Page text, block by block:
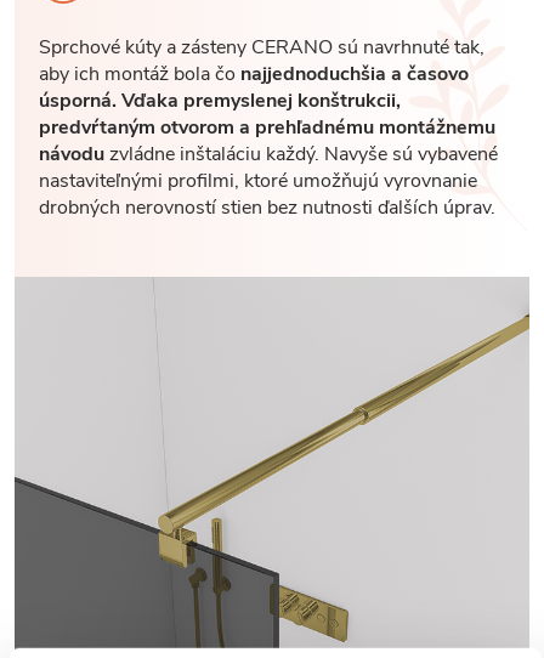
Sprchové kúty a zásteny CERANO sú navrhnuté tak,
aby ich montáž bola čo najjednoduchšia a časovo
úsporná. Vďaka premyslenej konštrukcii,
predvŕtaným otvorom a prehľadnému montážnemu
návoduzvládne inštaláciu každý. Navyše sú vybavené
nastaviteľnými profilmi, ktoré umožňujú vyrovnanie
drobných nerovností stien bez nutnosti ďalších úprav.